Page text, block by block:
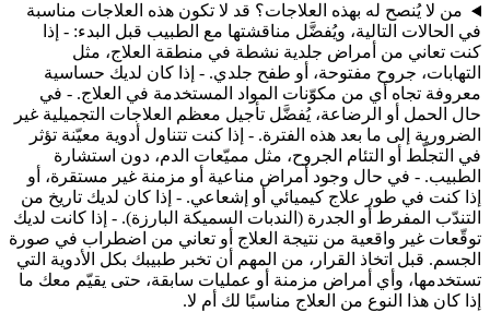
من لا يُنصح له بهذه العلاجات؟ قد لا تكون هذه العلاجات مناسبة
في الحالات التالية، ويُفضَّل مناقشتها مع الطبيب قبل البدء: - إذا
كنت تعاني من أمراض جلدية نشطة في منطقة العلاج، مثل
التهابات، جروح مفتوحة، أو طفح جلدي. - إذا كان لديك حساسية
معروفة تجاه أي من مكوّنات المواد المستخدمة في العلاج. - في
حال الحمل أو الرضاعة، يُفضَّل تأجيل معظم العلاجات التجميلية غير
الضرورية إلى ما بعد هذه الفترة. - إذا كنت تتناول أدوية معيّنة تؤثر
في التجلّط أو التئام الجروح، مثل مميّعات الدم، دون استشارة
الطبيب. - في حال وجود أمراض مناعية أو مزمنة غير مستقرة، أو
إذا كنت في طور علاج كيميائي أو إشعاعي. - إذا كان لديك تاريخ من
التندّب المفرط أو الجدرة (الندبات السميكة البارزة). - إذا كانت لديك
توقّعات غير واقعية من نتيجة العلاج أو تعاني من اضطراب في صورة
الجسم. قبل اتخاذ القرار، من المهم أن تخبر طبيبك بكل الأدوية التي
تستخدمها، وأي أمراض مزمنة أو عمليات سابقة، حتى يقيّم معك ما
إذا كان هذا النوع من العلاج مناسبًا لك أم لا.